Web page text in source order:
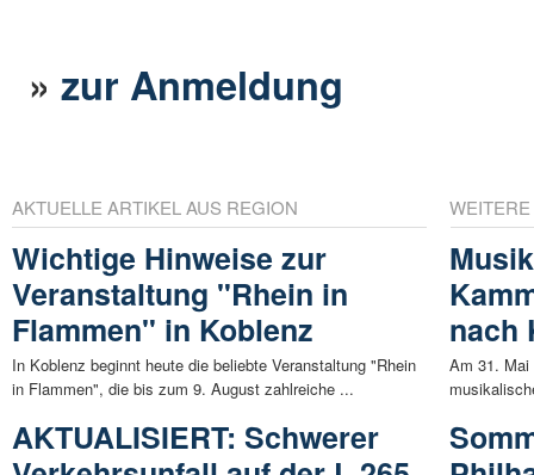
»zur Anmeldung
AKTUELLE ARTIKEL AUS REGION
Wichtige Hinweise zur
Veranstaltung "Rhein in
Flammen" in Koblenz
In Koblenz beginnt heute die beliebte Veranstaltung "Rhein
in Flammen", die bis zum 9. August zahlreiche ...
AKTUALISIERT: Schwerer
nach
Am 31.